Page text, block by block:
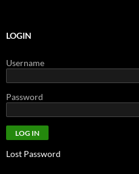
LOGIN
Username
Password
Lost Password